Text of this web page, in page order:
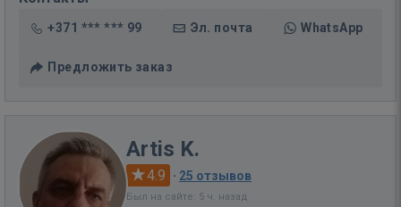
+371 *** *** 99 Эл. почта WhatsApp
Предложить заказ
Artis K.
4.9 · 25 отзывов
Был на сайте: 5 ч. назад